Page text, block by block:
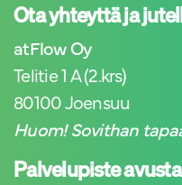
Ota yhteyttä ja
atFlow Oy
Telitie 1 A (2.krs)
80100 Joensuu
Huom! Sovithan
Palvelupiste